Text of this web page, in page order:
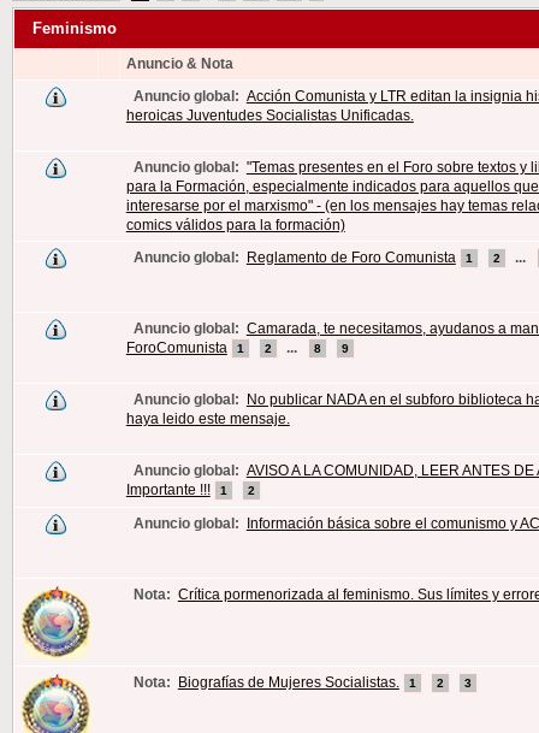
Feminismo
Anuncio & Nota
Anuncio global: Acción Comunista y LTR editan la insignia
heroicas Juventudes Socialistas Unificadas.
Anuncio global: "Temas presentes en el Foro sobre textos y
para la Formación, especialmente indicados para aquellos
interesarse por el marxismo" - (en los mensajes hay temas
comics válidos para la formación)
Anuncio global: Reglamento de Foro Comunista 1 2 ...
Anuncio global: Camarada, te necesitamos, ayudanos a
ForoComunista
1 2 ... 8 9
Anuncio global: No publicar NADA en el subforo biblioteca
haya leido este mensaje.
Anuncio global: AVISO A LA COMUNIDAD, LEER ANTES DE
Importante !!!
1 2
Anuncio global: Información básica sobre el comunismo y
Nota: Crítica pormenorizada al feminismo. Sus límites y
Nota: Biografías de Mujeres Socialistas. 1 2 3